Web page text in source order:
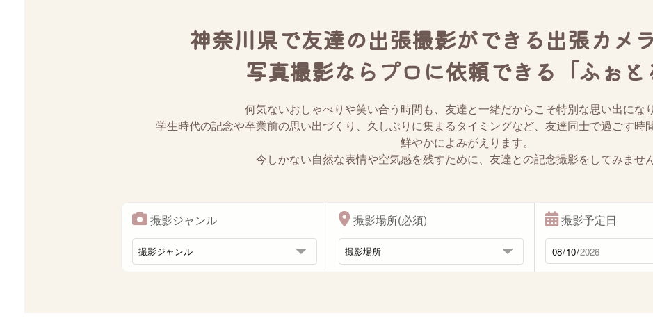
神奈川県で友達の出張撮影ができる出張カメ
写真撮影ならプロに依頼できる「ふぉと
何気ないおしゃべりや笑い合う時間も、友達と一緒だからこそ特別な思い出になり
学生時代の記念や卒業前の思い出づくり、久しぶりに集まるタイミングなど、友達同士で過ごす時
鮮やかによみがえります。
今しかない自然な表情や空気感を残すために、友達との記念撮影をしてみませ
撮影ジャンル 撮影場所(必須) 撮影予定日